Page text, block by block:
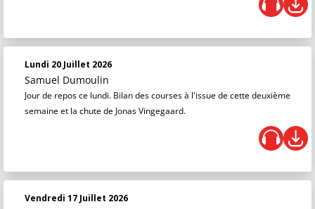
Lundi 20 Juillet 2026
Samuel Dumoulin
Jour de repos ce lundi. Bilan des courses à l'issue de cette deuxième
semaine et la chute de Jonas Vingegaard.
Vendredi 17 Juillet 2026